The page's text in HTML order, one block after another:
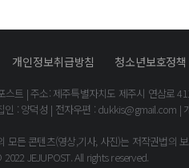
개인정보취급방침 청소년보호정책
스트 | 주소: 제주특별자치도 제주시 연삼로
인 : 양덕성 | 전자우편 : dukkis@gmail.com |
모든 콘텐츠(영상,기사, 사진)는 저작권법의
JEJUPOST. All rights reserved.